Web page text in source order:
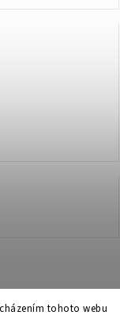
tohoto webu
práva vyhrazena.